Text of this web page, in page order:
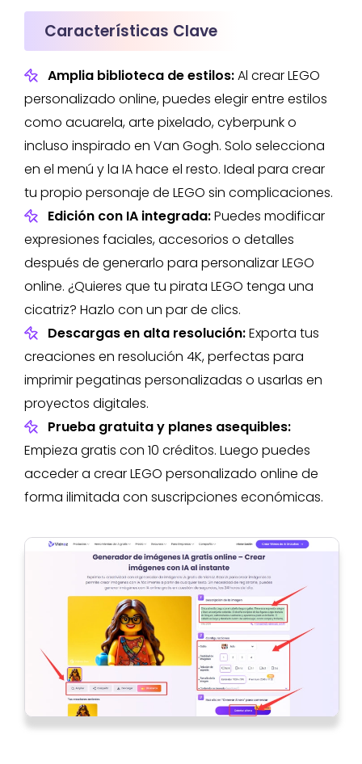
Características Clave
Amplia biblioteca de estilos:Al crear LEGO
personalizado online, puedes elegir entre estilos
como acuarela, arte pixelado, cyberpunk o
incluso inspirado en Van Gogh. Solo selecciona
en el menú y la IA hace el resto. Ideal para crear
tu propio personaje de LEGO sin complicaciones.
Edición con IA integrada:Puedes modificar
expresiones faciales, accesorios o detalles
después de generarlo para personalizar LEGO
online. ¿Quieres que tu pirata LEGO tenga una
cicatriz? Hazlo con un par de clics.
Descargas en alta resolución:Exporta tus
creaciones en resolución 4K, perfectas para
imprimir pegatinas personalizadas o usarlas en
proyectos digitales.
Prueba gratuita y planes asequibles:
Empieza gratis con 10 créditos. Luego puedes
acceder a crear LEGO personalizado online de
forma ilimitada con suscripciones económicas.